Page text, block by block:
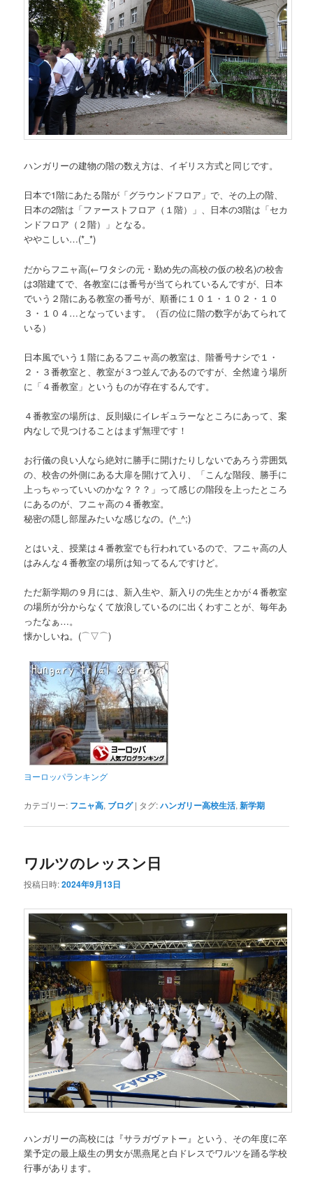
ハンガリーの建物の階の数え方は、イギリス方式と同じです。
日本で1階にあたる階が「グラウンドフロア」で、その上の階、
日本の2階は「ファーストフロア（１階）」、日本の3階は「セカ
ンドフロア（２階）」となる。
ややこしい…(*_*)
だからフニャ高(←ワタシの元・勤め先の高校の仮の校名)の校舎
は3階建てで、各教室には番号が当てられているんですが、日本
でいう２階にある教室の番号が、順番に１０１・１０２・１０
３・１０４…となっています。
（百の位に階の数字があてられて
いる）
日本風でいう１階にあるフニャ高の教室は、階番号ナシで１・
２・３番教室と、教室が３つ並んであるのですが、全然違う場所
に「４番教室」というものが存在するんです。
４番教室の場所は、反則級にイレギュラーなところにあって、案
内なしで見つけることはまず無理です！
お行儀の良い人なら絶対に勝手に開けたりしないであろう雰囲気
の、校舎の外側にある大扉を開けて入り、「こんな階段、勝手に
上っちゃっていいのかな？？？」って感じの階段を上ったところ
にあるのが、フニャ高の４番教室。
秘密の隠し部屋みたいな感じなの。(^_^;)
とはいえ、授業は４番教室でも行われているので、フニャ高の人
はみんな４番教室の場所は知ってるんですけど。
ただ新学期の９月には、新入生や、新入りの先生とかが４番教室
の場所が分からなくて放浪しているのに出くわすことが、毎年あ
ったなぁ…。
懐かしいね。(⌒▽⌒)
ヨーロッパランキング
カテゴリー: フニャ高, ブログ | タグ:ハンガリー高校生活,新学期
ワルツのレッスン日
投稿日時:2024年9月13日
ハンガリーの高校には『サラガヴァトー』という、その年度に卒
業予定の最上級生の男女が黒燕尾と白ドレスでワルツを踊る学校
行事があります。